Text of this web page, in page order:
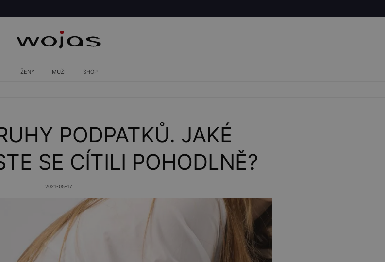
ŽENY MUŽI SHOP
PODPATKŮ. JAKÉ
SE CÍTILI POHODLNĚ?
2021-05-17